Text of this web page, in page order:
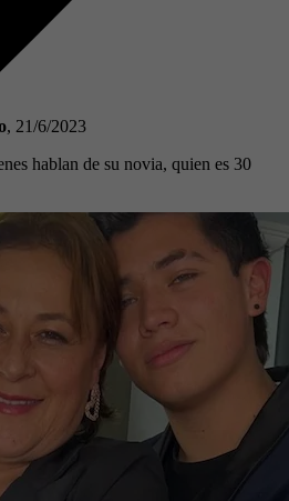
, 21/6/2023
hablan de su novia, quien es 30